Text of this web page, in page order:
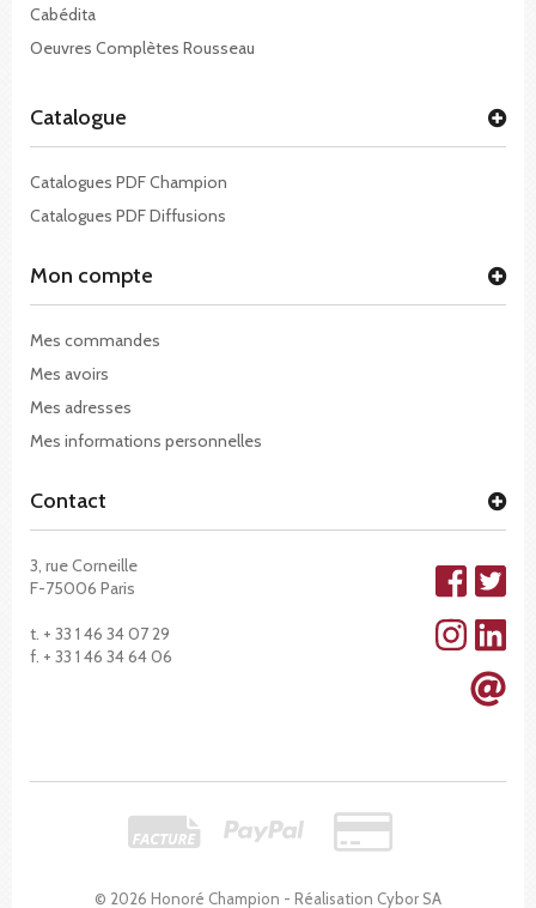
© 2026 Honoré Champion - Réalisation Cybor SA
Cabédita
Oeuvres Complètes Rousseau
Catalogue
Catalogues PDF Champion
Catalogues PDF Diffusions
Mon compte
Mes commandes
Mes avoirs
Mes adresses
Mes informations personnelles
Contact
3, rue Corneille
F-75006 Paris
t. + 33 1 46 34 07 29
f. + 33 1 46 34 64 06